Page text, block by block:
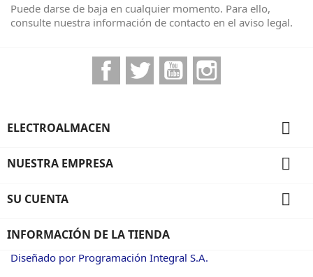
Puede darse de baja en cualquier momento. Para ello,
consulte nuestra información de contacto en el aviso legal.
FacebookTwitter YouTube
ELECTROALMACEN 
NUESTRA EMPRESA 
SU CUENTA 
INFORMACIÓN DE LA TIENDA
Diseñado por Programación Integral S.A.